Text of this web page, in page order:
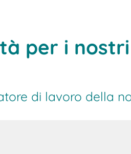
per i
di lavoro della